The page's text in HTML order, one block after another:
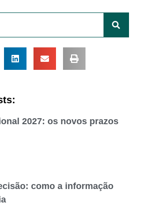
2027: os novos prazos
como a informação